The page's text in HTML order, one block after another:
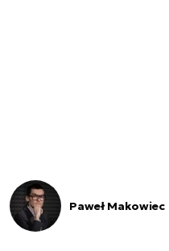
Paweł Makowiec